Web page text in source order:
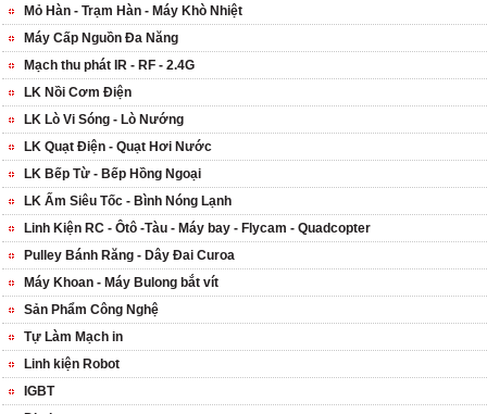
Mỏ Hàn - Trạm Hàn - Máy Khò Nhiệt
Máy Cấp Nguồn Đa Năng
Mạch thu phát IR - RF - 2.4G
LK Nồi Cơm Điện
LK Lò Vi Sóng - Lò Nướng
LK Quạt Điện - Quạt Hơi Nước
LK Bếp Từ - Bếp Hồng Ngoại
LK Ấm Siêu Tốc - Bình Nóng Lạnh
Linh Kiện RC - Ôtô -Tàu - Máy bay - Flycam - Quadcopter
Pulley Bánh Răng - Dây Đai Curoa
Máy Khoan - Máy Bulong bắt vít
Sản Phẩm Công Nghệ
Tự Làm Mạch in
Linh kiện Robot
IGBT